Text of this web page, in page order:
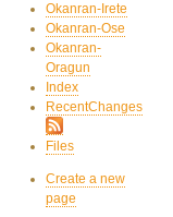
Okanran-Irete
Okanran-Ose
Okanran-
Oragun
Index
RecentChanges
Files
Create a new
page